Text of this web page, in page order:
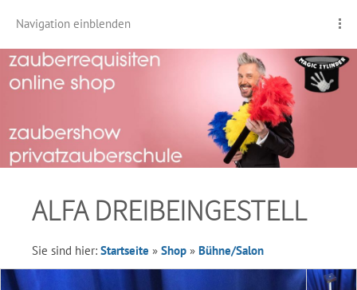
Navigation einblenden
ALFA DREIBEINGESTELL
Sie sind hier: Startseite » Shop » Bühne/Salon